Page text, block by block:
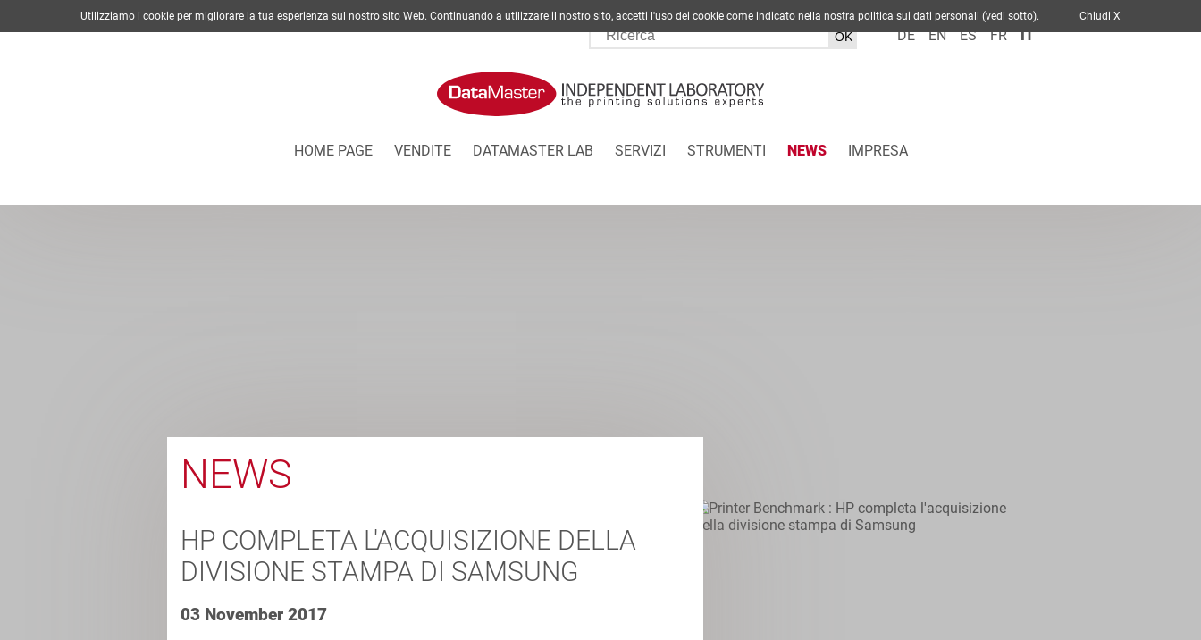
DE EN ES FR IT
HOME PAGE VENDITE DATAMASTER LAB SERVIZI STRUMENTI NEWS IMPRESA
NEWS
HP COMPLETA L'ACQUISIZIONE DELLA
DIVISIONE STAMPA DI SAMSUNG
03 November 2017
Utilizziamo i cookie per migliorare la tua esperienza sul nostro sito Web. Continuando a utilizzare il nostro sito, accetti l'uso dei cookie come indicato nella nostra politica sui dati personali (vedi sotto). Chiudi X